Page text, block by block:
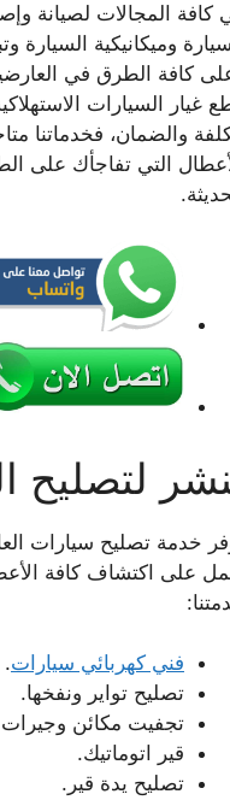
كافة المجالات لصيانة
وميكانيكية السيارة
كافة الطرق في
غيار السيارات
التي تفاجأك على
لتصليح
خدمة تصليح سيارات
على اكتشاف كافة
فني كهربائي سيارات.
تصليح تواير ونفخها.
تجفيت مكائن
قير اتوماتيك.
تصليح يدة قير.